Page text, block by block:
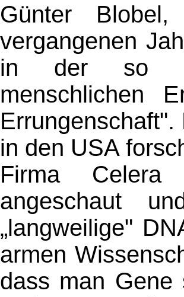
Günter
vergangenen
in der so
menschlichen
in den USA
Firma
angeschaut
„langweilige"
armen
dass man Gene